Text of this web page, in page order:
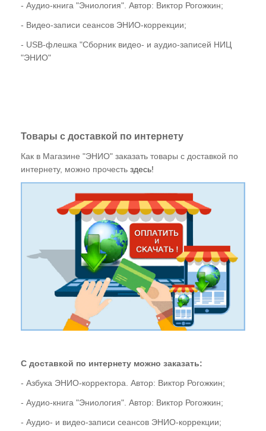
- Аудио-книга "Эниология". Автор: Виктор Рогожкин;
- Видео-записи сеансов ЭНИО-коррекции;
- USB-флешка "Сборник видео- и аудио-записей НИЦ
"ЭНИО"
Товары с доставкой по интернету
Как в Магазине "ЭНИО" заказать товары с доставкой по
интернету, можно прочесть здесь!
С доставкой по интернету можно заказать:
- Азбука ЭНИО-корректора. Автор: Виктор Рогожкин;
- Аудио-книга "Эниология". Автор: Виктор Рогожкин;
- Аудио- и видео-записи сеансов ЭНИО-коррекции;